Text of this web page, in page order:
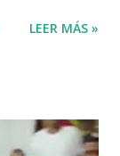
LEER MÁS »